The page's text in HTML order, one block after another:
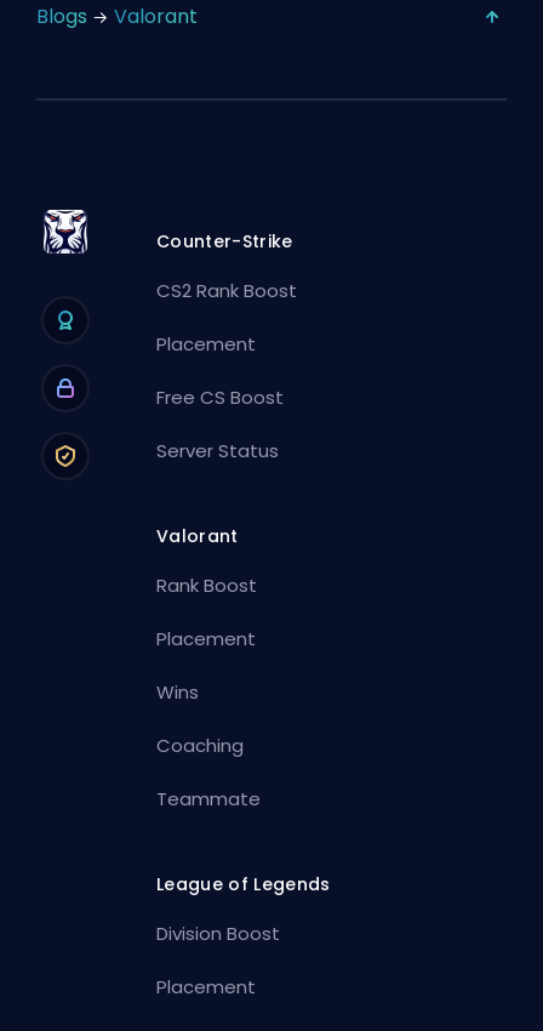
Blogs Valorant
Counter-Strike
CS2 Rank Boost
Placement
Free CS Boost
Server Status
Valorant
Rank Boost
Placement
Wins
Coaching
Teammate
League of Legends
Division Boost
Placement